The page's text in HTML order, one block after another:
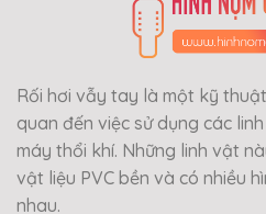
Rối hơi vẫy tay là một kỹ
quan đến việc sử dụng các
máy thổi khí. Những linh vật
vật liệu PVC bền và có nhiều
nhau.